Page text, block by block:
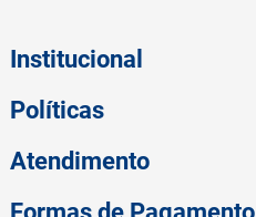
Institucional
Políticas
Atendimento